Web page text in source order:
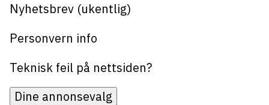
Nyhetsbrev (ukentlig)
Personvern info
Teknisk feil på nettsiden?
Dine annonsevalg